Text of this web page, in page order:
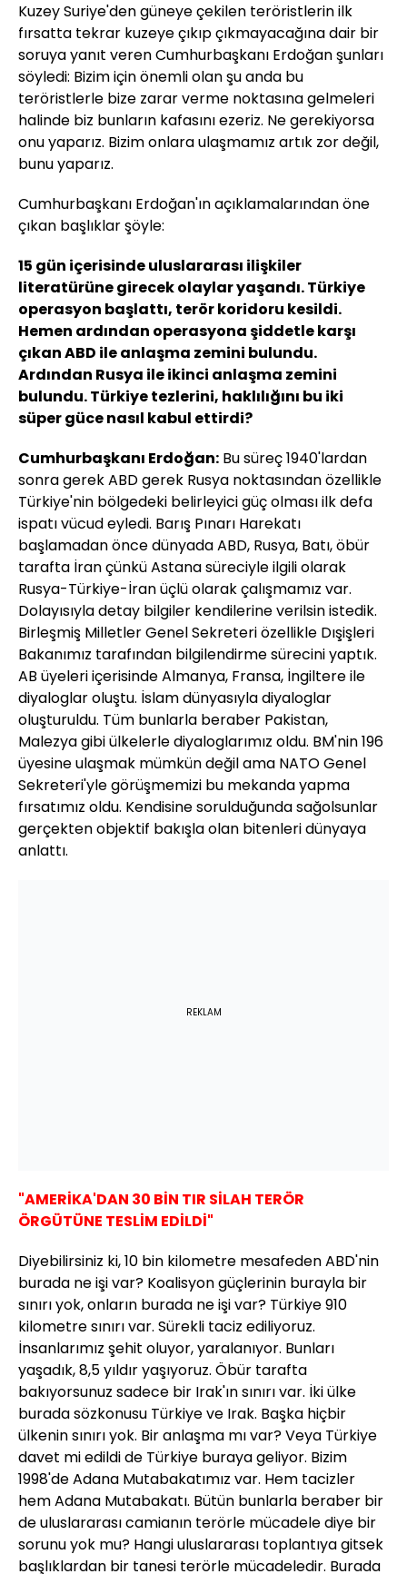
Kuzey Suriye'den güneye çekilen teröristlerin ilk
fırsatta tekrar kuzeye çıkıp çıkmayacağına dair bir
soruya yanıt veren Cumhurbaşkanı Erdoğan şunları
söyledi: Bizim için önemli olan şu anda bu
teröristlerle bize zarar verme noktasına gelmeleri
halinde biz bunların kafasını ezeriz. Ne gerekiyorsa
onu yaparız. Bizim onlara ulaşmamız artık zor değil,
bunu yaparız.
Cumhurbaşkanı Erdoğan'ın açıklamalarından öne
çıkan başlıklar şöyle:
15 gün içerisinde uluslararası ilişkiler
literatürüne girecek olaylar yaşandı. Türkiye
operasyon başlattı, terör koridoru kesildi.
Hemen ardından operasyona şiddetle karşı
çıkan ABD ile anlaşma zemini bulundu.
Ardından Rusya ile ikinci anlaşma zemini
bulundu. Türkiye tezlerini, haklılığını bu iki
süper güce nasıl kabul ettirdi?
Cumhurbaşkanı Erdoğan: Bu süreç 1940'lardan
sonra gerek ABD gerek Rusya noktasından özellikle
Türkiye'nin bölgedeki belirleyici güç olması ilk defa
ispatı vücud eyledi. Barış Pınarı Harekatı
başlamadan önce dünyada ABD, Rusya, Batı, öbür
tarafta İran çünkü Astana süreciyle ilgili olarak
Rusya-Türkiye-İran üçlü olarak çalışmamız var.
Dolayısıyla detay bilgiler kendilerine verilsin istedik.
Birleşmiş Milletler Genel Sekreteri özellikle Dışişleri
Bakanımız tarafından bilgilendirme sürecini yaptık.
AB üyeleri içerisinde Almanya, Fransa, İngiltere ile
diyaloglar oluştu. İslam dünyasıyla diyaloglar
oluşturuldu. Tüm bunlarla beraber Pakistan,
Malezya gibi ülkelerle diyaloglarımız oldu. BM'nin 196
üyesine ulaşmak mümkün değil ama NATO Genel
Sekreteri'yle görüşmemizi bu mekanda yapma
fırsatımız oldu. Kendisine sorulduğunda sağolsunlar
gerçekten objektif bakışla olan bitenleri dünyaya
anlattı.
REKLAM
"AMERİKA'DAN 30 BİN TIR SİLAH TERÖR
ÖRGÜTÜNE TESLİM EDİLDİ"
Diyebilirsiniz ki, 10 bin kilometre mesafeden ABD'nin
burada ne işi var? Koalisyon güçlerinin burayla bir
sınırı yok, onların burada ne işi var? Türkiye 910
kilometre sınırı var. Sürekli taciz ediliyoruz.
İnsanlarımız şehit oluyor, yaralanıyor. Bunları
yaşadık, 8,5 yıldır yaşıyoruz. Öbür tarafta
bakıyorsunuz sadece bir Irak'ın sınırı var. İki ülke
burada sözkonusu Türkiye ve Irak. Başka hiçbir
ülkenin sınırı yok. Bir anlaşma mı var? Veya Türkiye
davet mi edildi de Türkiye buraya geliyor. Bizim
1998'de Adana Mutabakatımız var. Hem tacizler
hem Adana Mutabakatı. Bütün bunlarla beraber bir
de uluslararası camianın terörle mücadele diye bir
sorunu yok mu? Hangi uluslararası toplantıya gitsek
başlıklardan bir tanesi terörle mücadeledir. Burada